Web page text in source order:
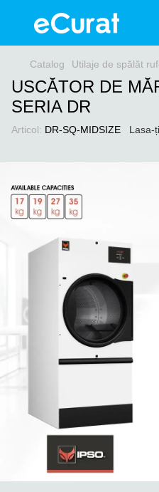
Catalog Utilaje de spălăt
USCĂTOR DE
SERIA DR
Articol: DR-SQ-MIDSIZE Lasa-